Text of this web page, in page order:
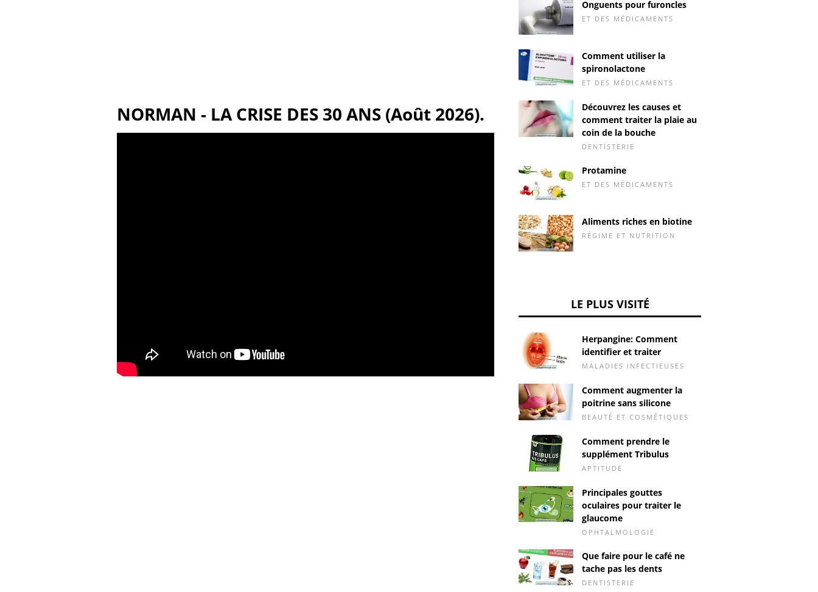
NORMAN - LA CRISE DES 30 ANS (Août 2026).
Onguents pour furoncles
ET DES MÉDICAMENTS
Comment utiliser la
spironolactone
ET DES MÉDICAMENTS
Découvrez les causes et
comment traiter la plaie au
coin de la bouche
DENTISTERIE
Protamine
ET DES MÉDICAMENTS
Aliments riches en biotine
RÉGIME ET NUTRITION
LE PLUS VISITÉ
Herpangine: Comment
identifier et traiter
MALADIES INFECTIEUSES
Comment augmenter la
poitrine sans silicone
BEAUTÉ ET COSMÉTIQUES
Comment prendre le
supplément Tribulus
APTITUDE
Principales gouttes
oculaires pour traiter le
glaucome
OPHTALMOLOGIE
Que faire pour le café ne
tache pas les dents
DENTISTERIE